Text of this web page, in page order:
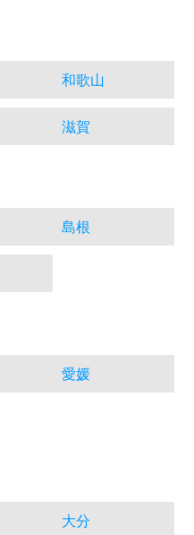
和歌山
滋賀
島根
愛媛
大分